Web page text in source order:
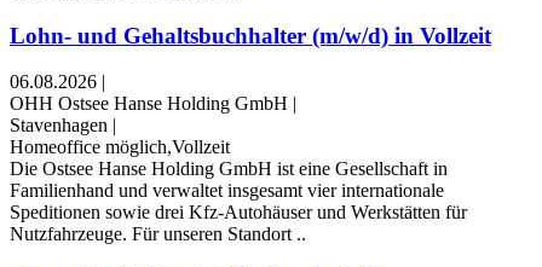
Lohn- und Gehaltsbuchhalter (m/w/d) in Vollzeit
06.08.2026 |
OHH Ostsee Hanse Holding GmbH |
Stavenhagen |
Homeoffice möglich,Vollzeit
Die Ostsee Hanse Holding GmbH ist eine Gesellschaft in
Familienhand und verwaltet insgesamt vier internationale
Speditionen sowie drei Kfz-Autohäuser und Werkstätten für
Nutzfahrzeuge. Für unseren Standort ..